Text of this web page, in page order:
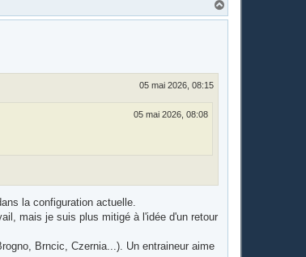
a
05 mai 2026, 08:15
05 mai 2026, 08:08
la configuration actuelle.
mais je suis plus mitigé à l'idée d'un retour
Brncic, Czernia...). Un entraineur aime